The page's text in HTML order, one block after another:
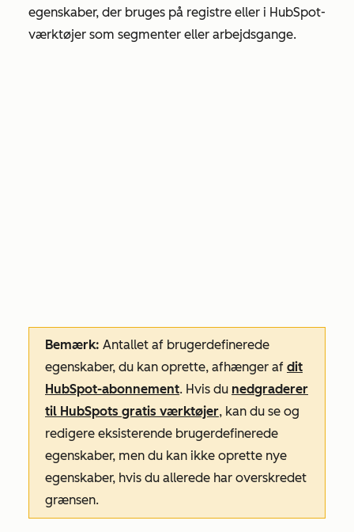
egenskaber, der bruges på registre eller i HubSpot-
værktøjer som segmenter eller arbejdsgange.
Bemærk: Antallet af brugerdefinerede
egenskaber, du kan oprette, afhænger af dit
HubSpot-abonnement. Hvis du nedgraderer
til HubSpots gratis værktøjer, kan du se og
redigere eksisterende brugerdefinerede
egenskaber, men du kan ikke oprette nye
egenskaber, hvis du allerede har overskredet
grænsen.